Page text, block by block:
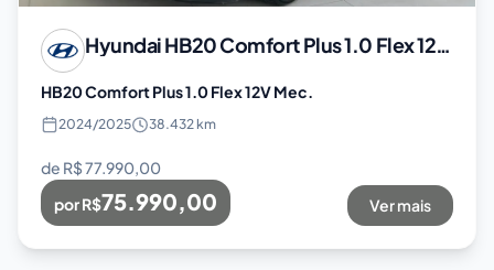
HyundaiHB20 Comfort Plus 1.0 Flex 12V Mec.
HB20 Comfort Plus 1.0 Flex 12V Mec.
2024/2025 38.432 km
de R$77.990,00
por R$75.990,00 Ver mais